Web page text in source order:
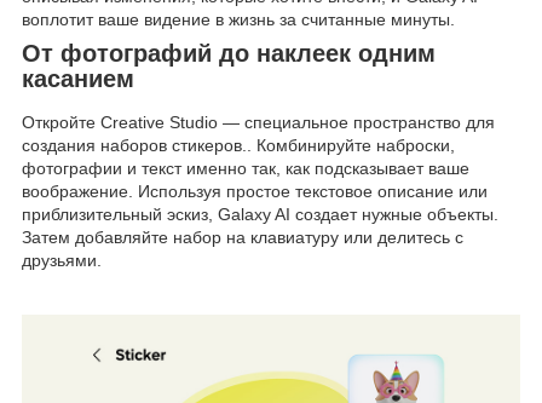
воплотит ваше видение в жизнь за считанные минуты.
От фотографий до наклеек одним
касанием
Откройте Creative Studio — специальное пространство для
создания наборов стикеров.. Комбинируйте наброски,
фотографии и текст именно так, как подсказывает ваше
воображение. Используя простое текстовое описание или
приблизительный эскиз, Galaxy AI создает нужные объекты.
Затем добавляйте набор на клавиатуру или делитесь с
друзьями.